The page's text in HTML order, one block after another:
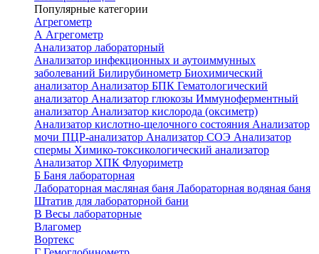
Популярные категории
Агрегометр
А Агрегометр
Анализатор лабораторный
Анализатор инфекционных и аутоиммунных
заболеваний Билирубинометр Биохимический
анализатор Анализатор БПК Гематологический
анализатор Анализатор глюкозы Иммуноферментный
анализатор Анализатор кислорода (оксиметр)
Анализатор кислотно-щелочного состояния Анализатор
мочи ПЦР-анализатор Анализатор СОЭ Анализатор
спермы Химико-токсикологический анализатор
Анализатор ХПК Флуориметр
Б Баня лабораторная
Лабораторная масляная баня Лабораторная водяная баня
Штатив для лабораторной бани
В Весы лабораторные
Влагомер
Вортекс